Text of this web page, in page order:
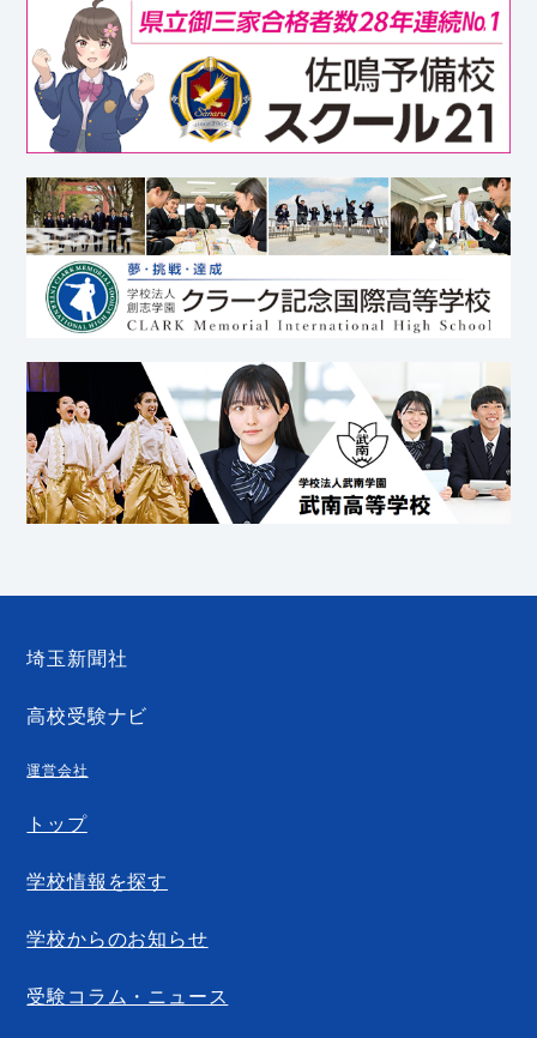
埼玉新聞社
高校受験ナビ
運営会社
トップ
学校情報を探す
学校からのお知らせ
受験コラム・ニュース